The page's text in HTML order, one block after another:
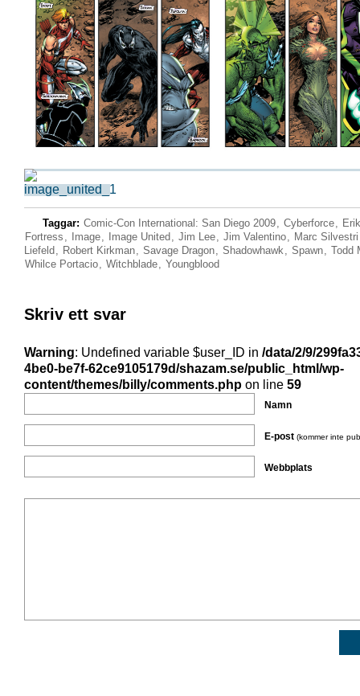
Taggar: Comic-Con International: San Diego 2009, Cyberforce,
Fortress , Image, Image United , Jim Lee, Jim Valentino, Marc Silvestri
Liefeld , Robert Kirkman, Savage Dragon, Shadowhawk, Spawn, Todd
Whilce Portacio, Witchblade, Youngblood
Skriv ett svar
Warning: Undefined variable $user_ID in /data/2/9/
4be0-be7f-62ce9105179d/shazam.se/public_html/wp-
content/themes/billy/comments.php on line 59
Namn
E-post (kommer inte
Webbplats